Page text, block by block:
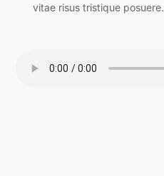
vitae risus tristique posuere.